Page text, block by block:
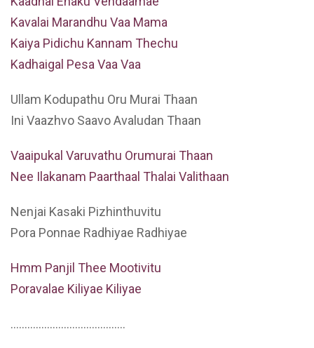
Kavalai Marandhu Vaa Mama
Kaiya Pidichu Kannam Thechu
Kadhaigal Pesa Vaa Vaa
Ullam Kodupathu Oru Murai Thaan
Ini Vaazhvo Saavo Avaludan Thaan
Vaaipukal Varuvathu Orumurai Thaan
Nee Ilakanam Paarthaal Thalai Valithaan
Nenjai Kasaki Pizhinthuvitu
Pora Ponnae Radhiyae Radhiyae
Hmm Panjil Thee Mootivitu
Poravalae Kiliyae Kiliyae
…………………………………..